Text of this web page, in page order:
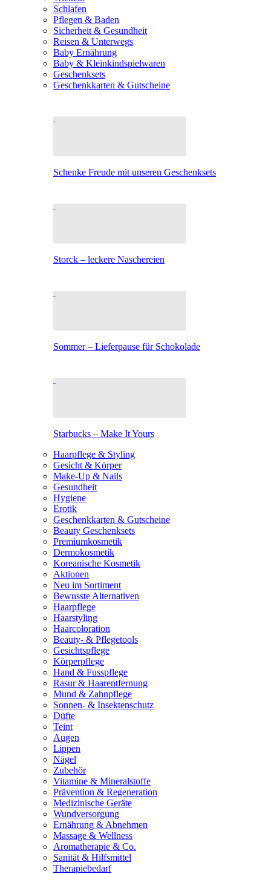
Schlafen
Pflegen & Baden
Sicherheit & Gesundheit
Reisen & Unterwegs
Baby Ernährung
Baby & Kleinkindspielwaren
Geschenksets
Geschenkkarten & Gutscheine
Schenke Freude mit unseren Geschenksets
Storck – leckere Naschereien
Sommer – Lieferpause für Schokolade
Starbucks – Make It Yours
Haarpflege & Styling
Gesicht & Körper
Make-Up & Nails
Gesundheit
Hygiene
Erotik
Geschenkkarten & Gutscheine
Beauty Geschenksets
Premiumkosmetik
Dermokosmetik
Koreanische Kosmetik
Aktionen
Neu im Sortiment
Bewusste Alternativen
Haarpflege
Haarstyling
Haarcoloration
Beauty- & Pflegetools
Gesichtspflege
Körperpflege
Hand & Fusspflege
Rasur & Haarentfernung
Mund & Zahnpflege
Sonnen- & Insektenschutz
Düfte
Teint
Augen
Lippen
Nägel
Zubehör
Vitamine & Mineralstoffe
Prävention & Regeneration
Medizinische Geräte
Wundversorgung
Ernährung & Abnehmen
Massage & Wellness
Aromatherapie & Co.
Sanität & Hilfsmittel
Therapiebedarf